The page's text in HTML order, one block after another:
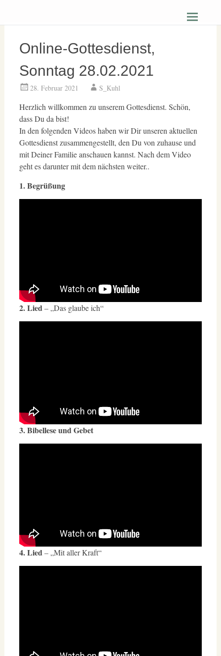
Christus Zuerst Gemeinde Hüttenberg
Online-Gottesdienst,
Sonntag 28.02.2021
28. Februar 2021 S_Kuhl
Herzlich willkommen zu unserem Gottesdienst. Schön,
dass Du da bist!
In den folgenden Videos haben wir Dir unseren aktuellen
Gottesdienst zusammengestellt, den Du von zuhause und
mit Deiner Familie anschauen kannst. Nach dem Video
geht es darunter mit dem nächsten weiter..
1. Begrüßung
2. Lied– „Das glaube ich“
3. Bibellese und Gebet
4. Lied– „Mit aller Kraft“